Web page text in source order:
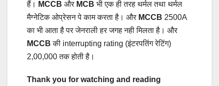
हैं।
MCCB और MCB भी एक ही तरह थर्मल तथा थर्मल
मैग्नेटिक ओप्रेसन पे काम करता है। और MCCB 2500A
का भी आता है पर जेनराली हर जगह नही मिलता है। और
MCCB की interrupting rating (इंटरपतिंग रेटिंग)
2,00,000 तक होती है।
Thank you for watching and reading